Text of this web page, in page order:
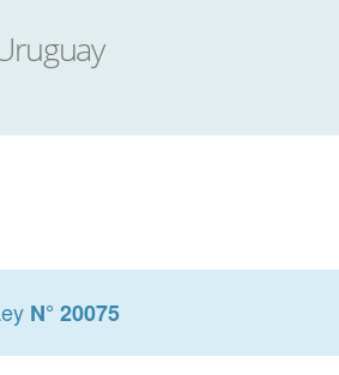
N° 20075